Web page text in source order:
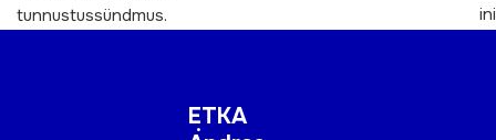
tunnustussündmus.
ETKA